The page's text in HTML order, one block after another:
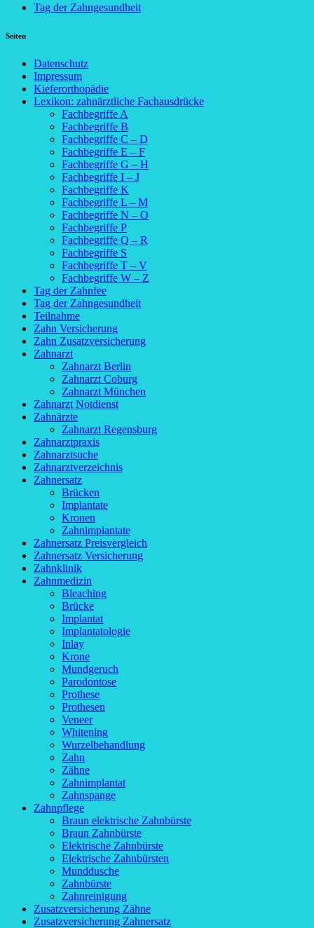
Tag der Zahngesundheit
Seiten
Datenschutz
Impressum
Kieferorthopädie
Lexikon: zahnärztliche Fachausdrücke
Fachbegriffe A
Fachbegriffe B
Fachbegriffe C – D
Fachbegriffe E – F
Fachbegriffe G – H
Fachbegriffe I – J
Fachbegriffe K
Fachbegriffe L – M
Fachbegriffe N – O
Fachbegriffe P
Fachbegriffe Q – R
Fachbegriffe S
Fachbegriffe T – V
Fachbegriffe W – Z
Tag der Zahnfee
Tag der Zahngesundheit
Teilnahme
Zahn Versicherung
Zahn Zusatzversicherung
Zahnarzt
Zahnarzt Berlin
Zahnarzt Coburg
Zahnarzt München
Zahnarzt Notdienst
Zahnärzte
Zahnarzt Regensburg
Zahnarztpraxis
Zahnarztsuche
Zahnarztverzeichnis
Zahnersatz
Brücken
Implantate
Kronen
Zahnimplantate
Zahnersatz Preisvergleich
Zahnersatz Versicherung
Zahnklinik
Zahnmedizin
Bleaching
Brücke
Implantat
Implantatologie
Inlay
Krone
Mundgeruch
Parodontose
Prothese
Prothesen
Veneer
Whitening
Wurzelbehandlung
Zahn
Zähne
Zahnimplantat
Zahnspange
Zahnpflege
Braun elektrische Zahnbürste
Braun Zahnbürste
Elektrische Zahnbürste
Elektrische Zahnbürsten
Munddusche
Zahnbürste
Zahnreinigung
Zusatzversicherung Zähne
Zusatzversicherung Zahnersatz